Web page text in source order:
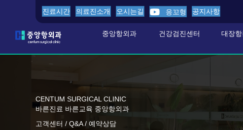
진료시간 의료진소개 오시는길 응꼬형 공지사항
중앙항외과 건강검진센터 대장
CENTUM SURGICAL CLINIC
바른진료 바른교육 중앙항외과
고객센터 / Q&A / 예약상담